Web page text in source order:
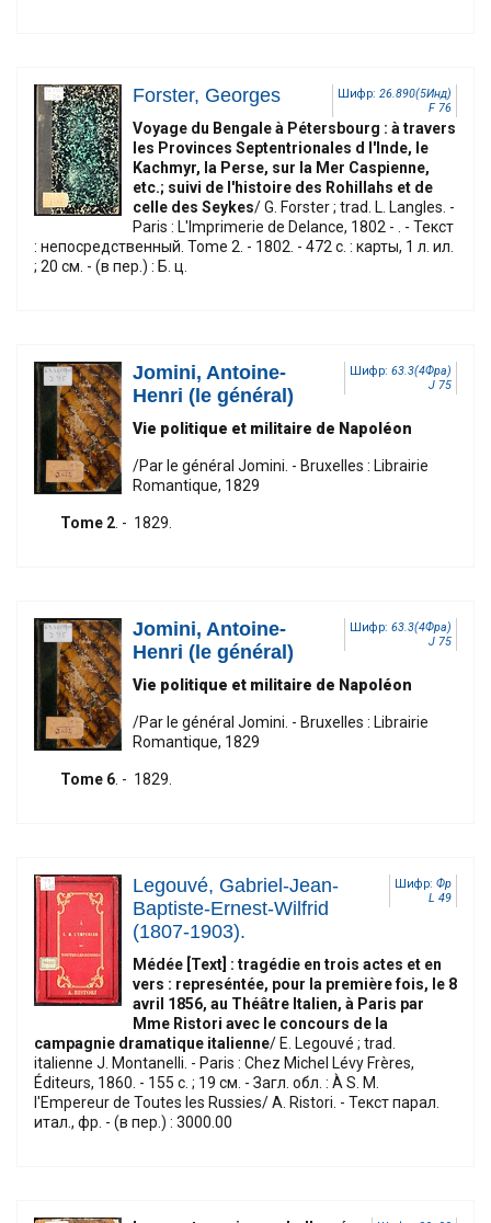
Шифр: 26.890(5Инд)
F 76
Forster, Georges
Voyage du Bengale à Pétersbourg : à travers
les Provinces Septentrionales d l'Inde, le
Kachmyr, la Perse, sur la Mer Caspienne,
etc.; suivi de l'histoire des Rohillahs et de
celle des Seykes/ G. Forster ; trad. L. Langles. -
Paris : L'Imprimerie de Delance, 1802 - . - Текст
: непосредственный. Tome 2. - 1802. - 472 с. : карты, 1 л. ил.
; 20 см. - (в пер.) : Б. ц.
Шифр: 63.3(4Фра)
J 75
Jomini, Antoine-
Henri (le général)
Vie politique et militaire de Napoléon
/Par le général Jomini. - Bruxelles : Librairie
Romantique, 1829
Tome 2. - 1829.
Шифр: 63.3(4Фра)
J 75
Jomini, Antoine-
Henri (le général)
Vie politique et militaire de Napoléon
/Par le général Jomini. - Bruxelles : Librairie
Romantique, 1829
Tome 6. - 1829.
Шифр: Фр
L 49
Legouvé, Gabriel-Jean-
Baptiste-Ernest-Wilfrid
(1807-1903).
Médée [Text] : tragédie en trois actes et en
vers : represéntée, pour la première fois, le 8
avril 1856, au Théâtre Italien, à Paris par
Mme Ristori avec le concours de la
campagnie dramatique italienne/ E. Legouvé ; trad.
italienne J. Montanelli. - Paris : Chez Michel Lévy Frères,
Éditeurs, 1860. - 155 с. ; 19 см. - Загл. обл. : À S. M.
l'Empereur de Toutes les Russies/ A. Ristori. - Текст парал.
итал., фр. - (в пер.) : 3000.00